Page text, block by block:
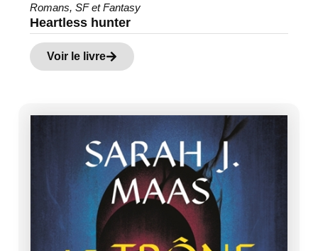
Romans, SF et Fantasy
Heartless hunter
Voir le livre